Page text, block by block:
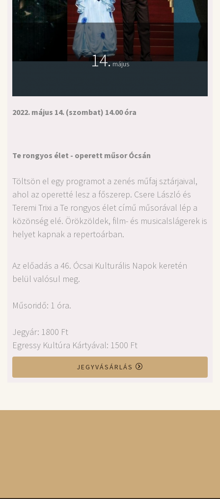
14.május
2022. május 14. (szombat) 14.00 óra
Te rongyos élet - operett műsor Ócsán
Töltsön el egy programot a zenés műfaj sztárjaival,
ahol az operetté lesz a főszerep. Csere László és
Teremi Trixi a Te rongyos élet című műsorával lép a
közönség elé. Örökzöldek, film- és musicalslágerek is
helyet kapnak a repertoárban.
Az előadás a 46. Ócsai Kulturális Napok keretén
belül valósul meg.
Műsoridő: 1 óra.
Jegyár: 1800 Ft
Egressy Kultúra Kártyával: 1500 Ft
JEGYVÁSÁRLÁS